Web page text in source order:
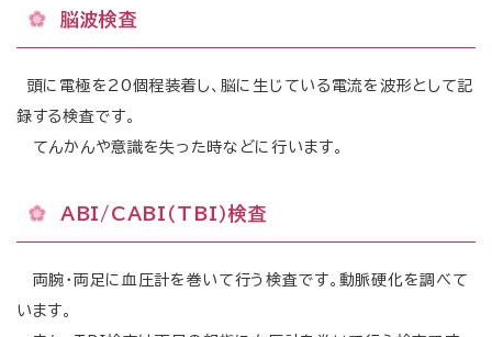
脳波検査
頭に電極を20個程装着し、脳に生じている電流を波形として記
録する検査です。
てんかんや意識を失った時などに行います。
ABI/CABI（TBI）検査
両腕・両足に血圧計を巻いて行う検査です。動脈硬化を調べて
います。